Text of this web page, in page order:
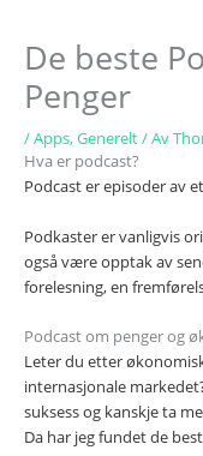
De beste
Penger
/Apps,Generelt/ Av
Hva er podcast?
Podcast er episoder av
Podkaster er vanligvis
også være opptak av
forelesning, en
Podcast om penger og
Leter du etter
internasjonale
suksess og kanskje ta
Da har jeg fundet de